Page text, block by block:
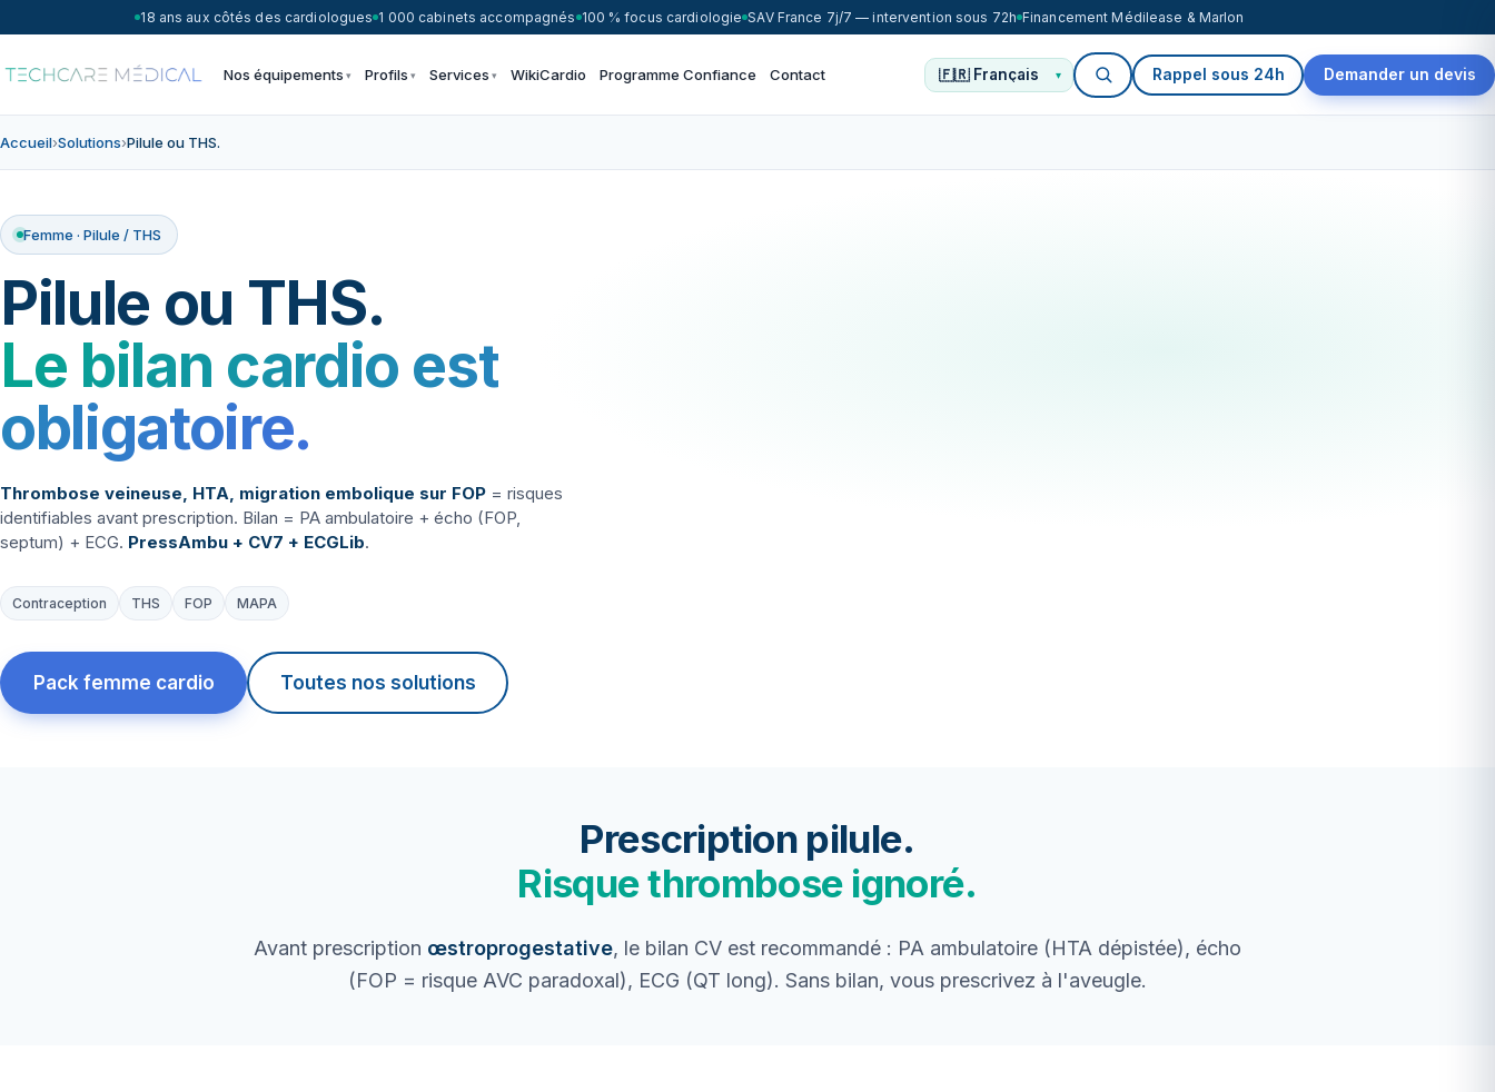
18 ans aux côtés des cardiologues 1 000 cabinets accompagnés 100 % focus cardiologie SAV France 7j/7 — intervention sous 72h Financement Médilease & Marlon
Nos équipements Profils Services WikiCardio Programme Confiance Contact Rappel sous 24h Demander un devis
Accueil›Solutions›Pilule ou THS.
Femme · Pilule / THS
Pilule ou THS.
Le bilan cardio est
obligatoire.
Thrombose veineuse, HTA, migration embolique sur FOP = risques
identifiables avant prescription. Bilan = PA ambulatoire + écho (FOP,
septum) + ECG. PressAmbu + CV7 + ECGLib.
Contraception THS FOP MAPA
Pack femme cardio Toutes nos solutions
Prescription pilule.
Risque thrombose ignoré.
Avant prescription œstroprogestative, le bilan CV est recommandé : PA ambulatoire (HTA dépistée), écho
(FOP = risque AVC paradoxal), ECG (QT long). Sans bilan, vous prescrivez à l'aveugle.